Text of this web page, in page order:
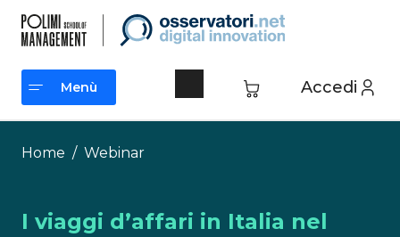
contenuto
Accedi
Menù
Menù
Home / Webinar
I viaggi d’affari in Italia nel